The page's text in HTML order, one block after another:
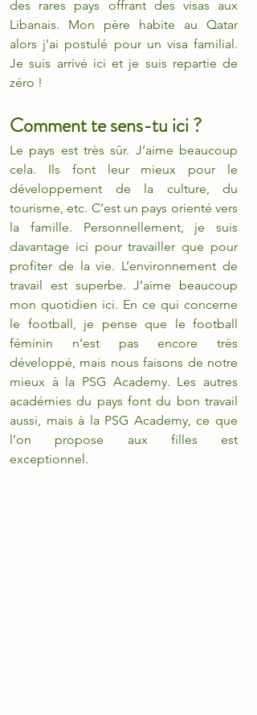
des rares pays offrant des visas aux
Libanais. Mon père habite au Qatar
alors j’ai postulé pour un visa familial.
Je suis arrivé ici et je suis repartie de
zéro !
Comment te sens-tu ici ?
Le pays est très sûr. J’aime beaucoup
cela. Ils font leur mieux pour le
développement de la culture, du
tourisme, etc. C’est un pays orienté vers
la famille. Personnellement, je suis
davantage ici pour travailler que pour
profiter de la vie. L’environnement de
travail est superbe. J’aime beaucoup
mon quotidien ici. En ce qui concerne
le football, je pense que le football
féminin n’est pas encore très
développé, mais nous faisons de notre
mieux à la PSG Academy. Les autres
académies du pays font du bon travail
aussi, mais à la PSG Academy, ce que
l’on propose aux filles est
exceptionnel.